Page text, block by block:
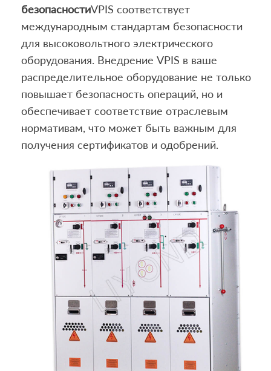
безопасностиVPIS соответствует
международным стандартам безопасности
для высоковольтного электрического
оборудования. Внедрение VPIS в ваше
распределительное оборудование не только
повышает безопасность операций, но и
обеспечивает соответствие отраслевым
нормативам, что может быть важным для
получения сертификатов и одобрений.